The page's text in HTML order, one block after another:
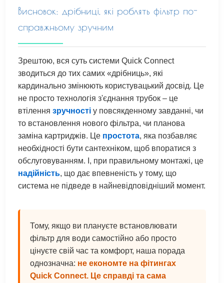
Висновок: дрібниці, які роблять фільтр по-
справжньому зручним
Зрештою, вся суть системи Quick Connect
зводиться до тих самих «дрібниць», які
кардинально змінюють користувацький досвід. Це
не просто технологія з'єднання трубок – це
втіленнязручності у повсякденному завданні, чи
то встановлення нового фільтра, чи планова
заміна картриджів. Це простота, яка позбавляє
необхідності бути сантехніком, щоб впоратися з
обслуговуванням. І, при правильному монтажі, це
надійність, що дає впевненість у тому, що
система не підведе в найневідповідніший момент.
Тому, якщо ви плануєте встановлювати
фільтр для води самостійно або просто
цінуєте свій час та комфорт, наша порада
однозначна: не економте на фітингах
Quick Connect. Це справді та сама